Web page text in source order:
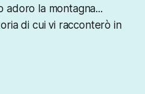
adoro la montagna...
di cui vi racconterò in